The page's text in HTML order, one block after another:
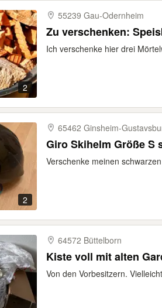
2
55239 Gau-​Odernheim
Zu verschenken:
Ich verschenke hier drei
2
65462 Ginsheim-​
Giro Skihelm Größe S
Verschenke meinen
64572 Büttelborn
Kiste voll mit alten
Von den Vorbesitzern.